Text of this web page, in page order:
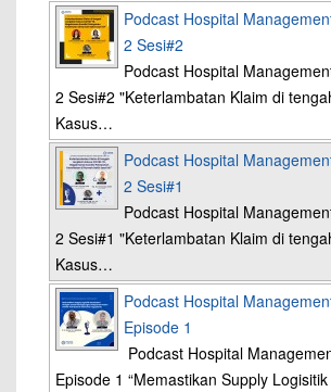
Podcast Hospital
2 Sesi#2
Podcast Hospital
2 Sesi#2 "Keterlambatan Klaim di
Kasus…
Podcast Hospital
2 Sesi#1
Podcast Hospital
2 Sesi#1 "Keterlambatan Klaim di
Kasus…
Podcast Hospital
Episode 1
Podcast Hospital
Episode 1 “Memastikan Supply